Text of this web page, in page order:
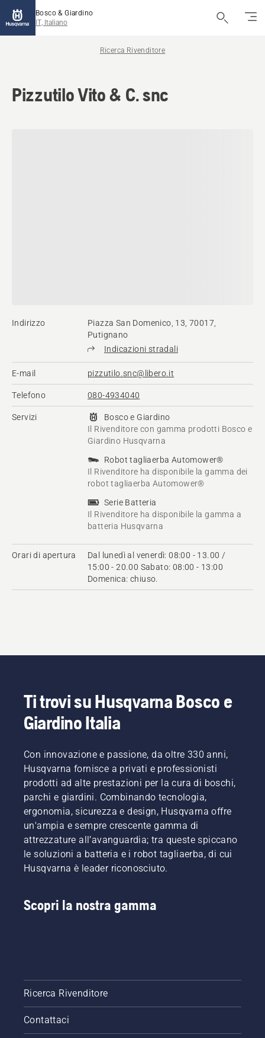
Bosco & Giardino
IT, Italiano
Ricerca Rivenditore
Pizzutilo Vito & C. snc
Indirizzo
Piazza San Domenico, 13, 70017,
Putignano
Indicazioni stradali
E-mail pizzutilo.snc@libero.it
Telefono 080-4934040
Servizi
Bosco e Giardino
Il Rivenditore con gamma prodotti Bosco e
Giardino Husqvarna
Robot tagliaerba Automower®
Il Rivenditore ha disponibile la gamma dei
robot tagliaerba Automower®
Serie Batteria
Il Rivenditore ha disponibile la gamma a
batteria Husqvarna
Orari di apertura
Dal lunedì al venerdì: 08:00 - 13.00 /
15:00 - 20.00 Sabato: 08:00 - 13:00
Domenica: chiuso.
Ti trovi su Husqvarna Bosco e
Giardino Italia
Con innovazione e passione, da oltre 330 anni,
Husqvarna fornisce a privati e professionisti
prodotti ad alte prestazioni per la cura di boschi,
parchi e giardini. Combinando tecnologia,
ergonomia, sicurezza e design, Husqvarna offre
un'ampia e sempre crescente gamma di
attrezzature all’avanguardia; tra queste spiccano
le soluzioni a batteria e i robot tagliaerba, di cui
Husqvarna è leader riconosciuto.
Scopri la nostra gamma
Ricerca Rivenditore
Contattaci